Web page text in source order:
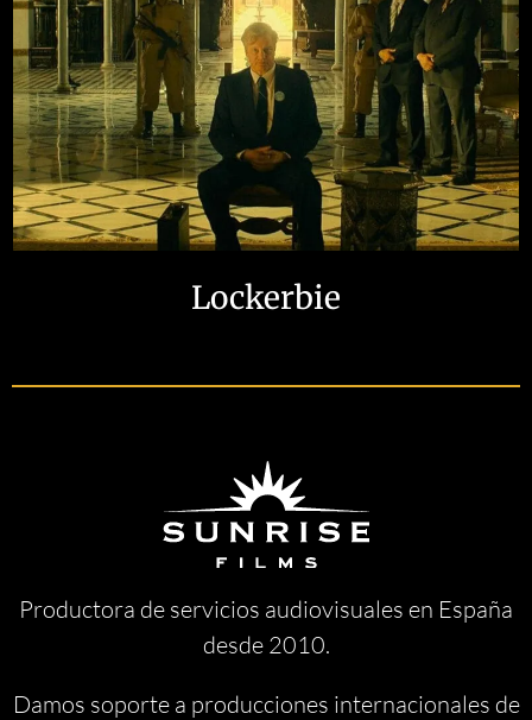
Lockerbie
Productora de servicios audiovisuales en España
desde 2010.
Damos soporte a producciones internacionales de